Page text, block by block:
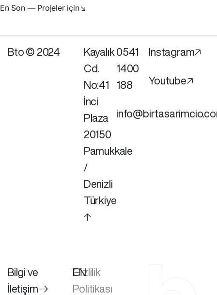
En Son — Projeler için↘
Bto © 2024
Kayalık
Cd.
No:41
İnci
Plaza
20150
Pamukkale
/
Denizli
Türkiye
🡡
0541
1400
188
Instagram🡥
Youtube🡥
Bilgi ve
İletişim 🡢
Gizlilik
Politikası
EN